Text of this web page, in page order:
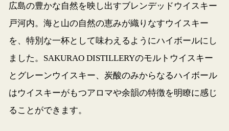
広島の豊かな自然を映し出すブレンデッドウイスキー
戸河内。海と山の自然の恵みが織りなすウイスキー
を、特別な一杯として味わえるようにハイボールにし
ました。SAKURAO DISTILLERYのモルトウイスキー
とグレーンウイスキー、炭酸のみからなるハイボール
はウイスキーがもつアロマや余韻の特徴を明瞭に感じ
ることができます。